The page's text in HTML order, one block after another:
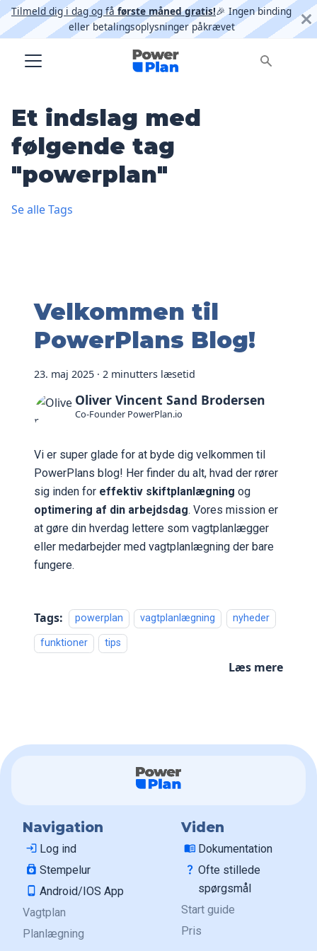
Tilmeld dig i dag og fåførste måned gratis!🎉 Ingen binding
eller betalingsoplysninger påkrævet
Et indslag med
følgende tag
"powerplan"
Se alle Tags
Velkommen til
PowerPlans Blog!
23. maj 2025 · 2 minutters læsetid
Oliver Vincent Sand Brodersen
Co-Founder PowerPlan.io
Vi er super glade for at byde dig velkommen til
PowerPlans blog! Her finder du alt, hvad der rører
sig inden for effektiv skiftplanlægning og
optimering af din arbejdsdag. Vores mission er
at gøre din hverdag lettere som vagtplanlægger
eller medarbejder med vagtplanlægning der bare
fungere.
Tags: powerplan vagtplanlægning nyheder
funktioner tips
Læs mere
Navigation
login Log ind
punch_clock Stempelur
phone_android Android/IOS App
Vagtplan
Planlægning
Viden
menu_book Dokumentation
question_mark Ofte stillede
spørgsmål
Start guide
Pris